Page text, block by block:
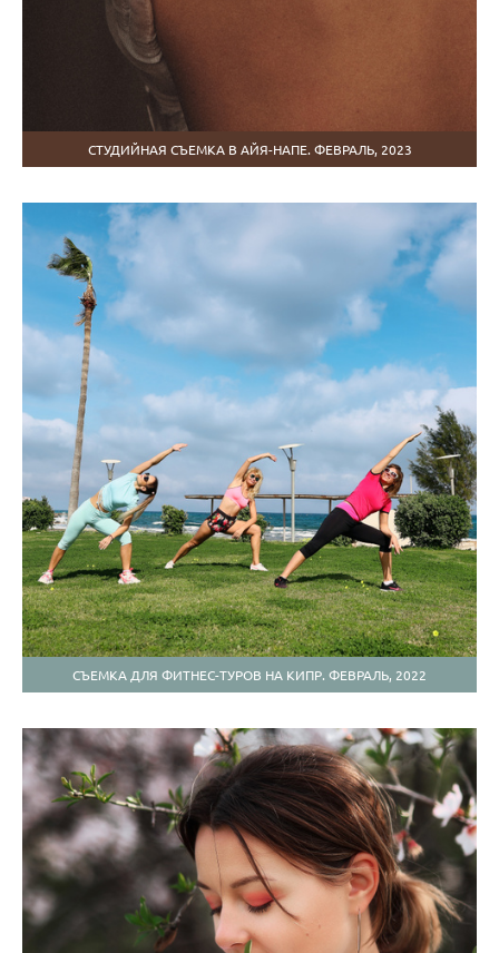
СТУДИЙНАЯ СЪЕМКА В АЙЯ-НАПЕ. ФЕВРАЛЬ, 2023
СЪЕМКА ДЛЯ ФИТНЕС-ТУРОВ НА КИПР. ФЕВРАЛЬ, 2022